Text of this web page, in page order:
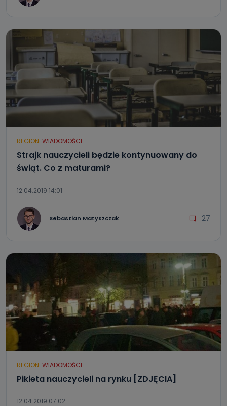
REGION WIADOMOŚCI
Strajk nauczycieli będzie kontynuowany do
świąt. Co z maturami?
12.04.2019 14:01
Sebastian Matyszczak 27
REGION WIADOMOŚCI
Pikieta nauczycieli na rynku [ZDJĘCIA]
12.04.2019 07:02